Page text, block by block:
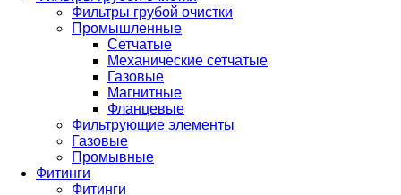
Фильтры грубой очистки
Промышленные
Сетчатые
Механические сетчатые
Газовые
Магнитные
Фланцевые
Фильтрующие элементы
Газовые
Промывные
Фитинги
Фитинги